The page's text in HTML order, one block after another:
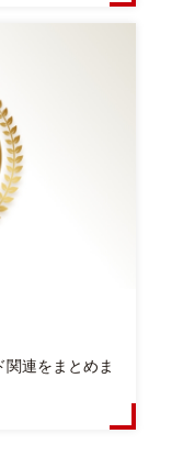
関連をまとめま